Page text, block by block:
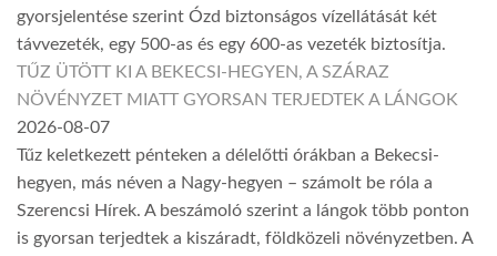
gyorsjelentése szerint Ózd biztonságos vízellátását két
távvezeték, egy 500-as és egy 600-as vezeték biztosítja.
TŰZ ÜTÖTT KI A BEKECSI-HEGYEN, A SZÁRAZ
NÖVÉNYZET MIATT GYORSAN TERJEDTEK A LÁNGOK
2026-08-07
Tűz keletkezett pénteken a délelőtti órákban a Bekecsi-
hegyen, más néven a Nagy-hegyen – számolt be róla a
Szerencsi Hírek. A beszámoló szerint a lángok több ponton
is gyorsan terjedtek a kiszáradt, földközeli növényzetben. A